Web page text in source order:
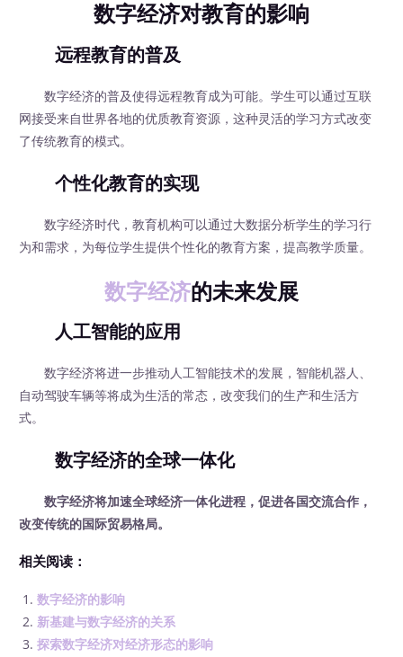
数字经济对教育的影响
远程教育的普及
数字经济的普及使得远程教育成为可能。学生可以通过互联
网接受来自世界各地的优质教育资源，这种灵活的学习方式改变
了传统教育的模式。
个性化教育的实现
数字经济时代，教育机构可以通过大数据分析学生的学习行
为和需求，为每位学生提供个性化的教育方案，提高教学质量。
数字经济的未来发展
人工智能的应用
数字经济将进一步推动人工智能技术的发展，智能机器人、
自动驾驶车辆等将成为生活的常态，改变我们的生产和生活方
式。
数字经济的全球一体化
数字经济将加速全球经济一体化进程，促进各国交流合作，
改变传统的国际贸易格局。
相关阅读：
数字经济的影响
新基建与数字经济的关系
探索数字经济对经济形态的影响